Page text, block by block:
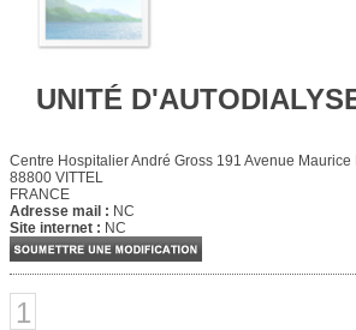
UNITÉ
Centre Hospitalier André Gross 191 Avenue Maurice
88800 VITTEL
FRANCE
Adresse mail : NC
Site internet : NC
1